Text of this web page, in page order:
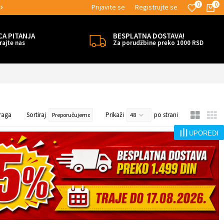
MOGUĆNOST BESPLATNE ISPORUKE! 0
0
Prijavite se Registrujte se
PITANJA
nas
BESPLATNA DOSTAVA!
Za porudžbine preko 1000 RSD
UPOREDI
Sortiraj Prikaži po strani